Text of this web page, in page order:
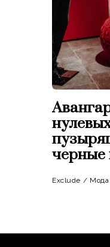
Exclude / Мода